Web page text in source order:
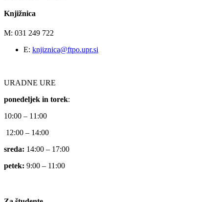
Knjižnica
M: 031 249 722
E: knjiznica@ftpo.upr.si
URADNE URE
ponedeljek in torek:
10:00 – 11:00
12:00 – 14:00
sreda: 14:00 – 17:00
petek: 9:00 – 11:00